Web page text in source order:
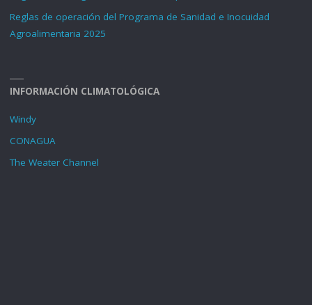
Reglas de operación del Programa de Sanidad e Inocuidad
Agroalimentaria 2025
INFORMACIÓN CLIMATOLÓGICA
Windy
CONAGUA
The Weater Channel